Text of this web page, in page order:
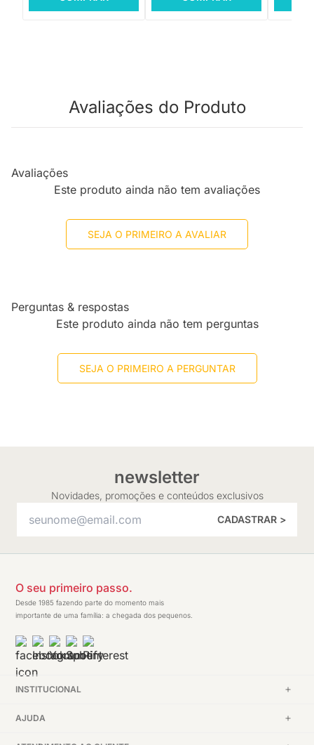
Avaliações do Produto
Avaliações
Este produto ainda não tem avaliações
SEJA O PRIMEIRO A AVALIAR
Perguntas & respostas
Este produto ainda não tem perguntas
SEJA O PRIMEIRO A PERGUNTAR
newsletter
Novidades, promoções e conteúdos exclusivos
CADASTRAR >
O seu primeiro passo.
Desde 1985 fazendo parte do momento mais
importante de uma família: a chegada dos pequenos.
INSTITUCIONAL
AJUDA